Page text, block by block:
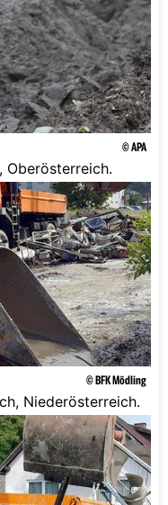
© APA
Oberösterreich.
© BFK Mödling
Niederösterreich.